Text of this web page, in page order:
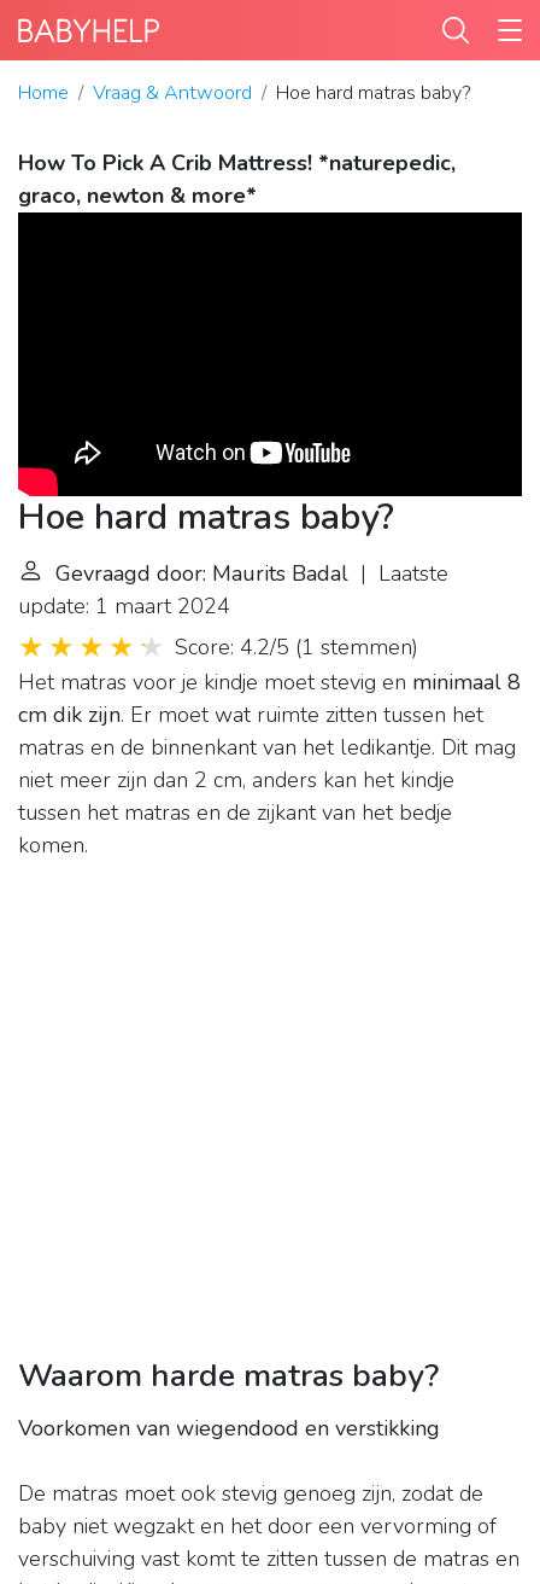
Home Vraag & Antwoord Hoe hard matras baby?
How To Pick A Crib Mattress! *naturepedic,
graco, newton & more*
Hoe hard matras baby?
Gevraagd door: Maurits Badal | Laatste
update: 1 maart 2024
Score: 4.2/5 (1 stemmen)
Het matras voor je kindje moet stevig en minimaal 8
cm dik zijn. Er moet wat ruimte zitten tussen het
matras en de binnenkant van het ledikantje. Dit mag
niet meer zijn dan 2 cm, anders kan het kindje
tussen het matras en de zijkant van het bedje
komen.
Waarom harde matras baby?
Voorkomen van wiegendood en verstikking
De matras moet ook stevig genoeg zijn, zodat de
baby niet wegzakt en het door een vervorming of
verschuiving vast komt te zitten tussen de matras en